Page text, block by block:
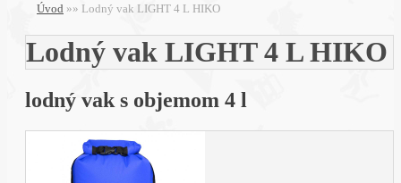
Úvod »» Lodný vak LIGHT 4 L HIKO
Lodný vak LIGHT 4 L HIKO
lodný vak s objemom 4 l